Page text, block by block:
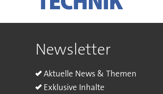
Newsletter
Aktuelle News & Themen
Exklusive Inhalte